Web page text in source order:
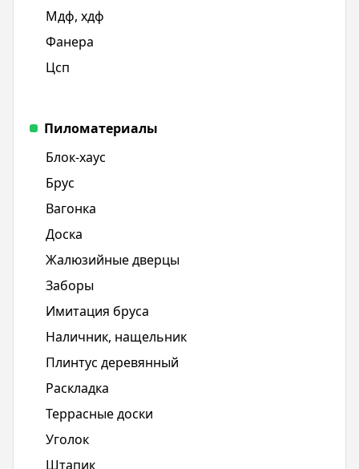
Мдф, хдф
Фанера
Цсп
Пиломатериалы
Блок-хаус
Брус
Вагонка
Доска
Жалюзийные дверцы
Заборы
Имитация бруса
Наличник, нащельник
Плинтус деревянный
Раскладка
Террасные доски
Уголок
Штапик